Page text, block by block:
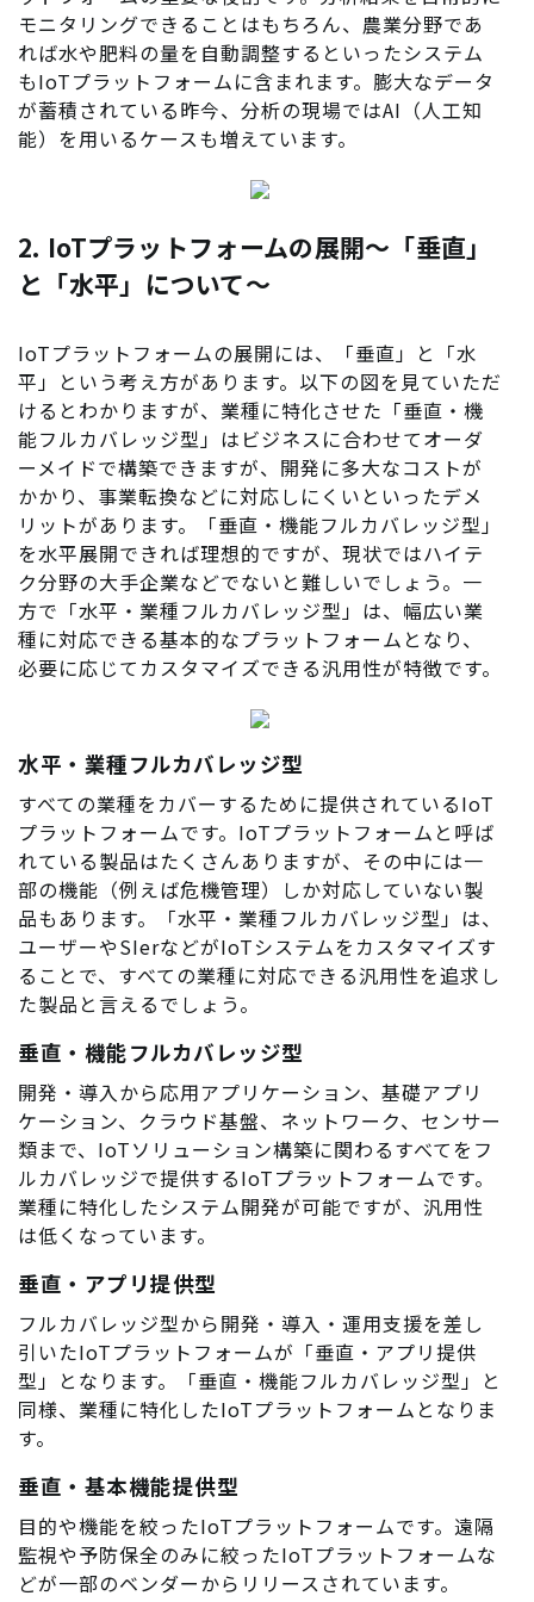
モニタリングできることはもちろん、農業分野であ
れば水や肥料の量を自動調整するといったシステム
もIoTプラットフォームに含まれます。膨大なデータ
が蓄積されている昨今、分析の現場ではAI（人工知
能）を用いるケースも増えています。
2. IoTプラットフォームの展開〜「垂直」
と「水平」について〜
IoTプラットフォームの展開には、「垂直」と「水
平」という考え方があります。以下の図を見ていただ
けるとわかりますが、業種に特化させた「垂直・機
能フルカバレッジ型」はビジネスに合わせてオーダ
ーメイドで構築できますが、開発に多大なコストが
かかり、事業転換などに対応しにくいといったデメ
リットがあります。「垂直・機能フルカバレッジ型」
を水平展開できれば理想的ですが、現状ではハイテ
ク分野の大手企業などでないと難しいでしょう。一
方で「水平・業種フルカバレッジ型」は、幅広い業
種に対応できる基本的なプラットフォームとなり、
必要に応じてカスタマイズできる汎用性が特徴です。
水平・業種フルカバレッジ型
すべての業種をカバーするために提供されているIoT
プラットフォームです。IoTプラットフォームと呼ば
れている製品はたくさんありますが、その中には一
部の機能（例えば危機管理）しか対応していない製
品もあります。「水平・業種フルカバレッジ型」は、
ユーザーやSIerなどがIoTシステムをカスタマイズす
ることで、すべての業種に対応できる汎用性を追求し
た製品と言えるでしょう。
垂直・機能フルカバレッジ型
開発・導入から応用アプリケーション、基礎アプリ
ケーション、クラウド基盤、ネットワーク、センサー
類まで、IoTソリューション構築に関わるすべてをフ
ルカバレッジで提供するIoTプラットフォームです。
業種に特化したシステム開発が可能ですが、汎用性
は低くなっています。
垂直・アプリ提供型
フルカバレッジ型から開発・導入・運用支援を差し
引いたIoTプラットフォームが「垂直・アプリ提供
型」となります。「垂直・機能フルカバレッジ型」と
同様、業種に特化したIoTプラットフォームとなりま
す。
垂直・基本機能提供型
目的や機能を絞ったIoTプラットフォームです。遠隔
監視や予防保全のみに絞ったIoTプラットフォームな
どが一部のベンダーからリリースされています。